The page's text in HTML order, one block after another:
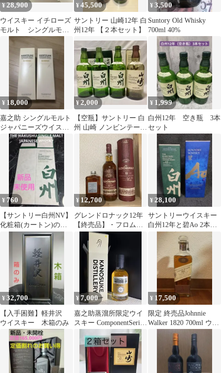
¥28,900
ウイスキー イチローズ
モルト シングルモル
ト スコッチ 駒ヶ岳 秩
¥45,500
サントリー 山崎12年 白
州12年 【２本セット】
¥3,500
Suntory Old Whisky
700ml 40%
¥ 18,000
嘉之助 シングルモルト
ジャパニーズウイスキ
ー 700ml 2本
¥2,000
【空瓶】サントリー 白
州 山崎 ノンビンテー
ジ 4本セット 箱付き
¥ 1,999
白州12年 空き瓶 3本
セット
¥ 760
【サントリー白州NV】
化粧箱(カートン)のみ
¥ 12,700
グレンドロナック12年
【終売品】・フロムザ
バレル
¥28,100
サントリーウイスキー
白州12年と碧Ao 2本セ
¥32,700
【入手困難】軽井沢
ウイスキー 木箱のみ
¥7,000
嘉之助蒸溜所限定ウイ
スキー ComponentSeries
バーボンカスク
¥ 17,500
限定 終売品Johnnie
Walker 1820 700ml ウイ